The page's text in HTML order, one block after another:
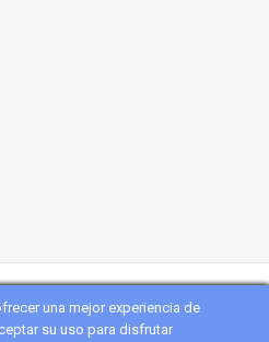
una mejor experiencia de
su uso para disfrutar
Reserved